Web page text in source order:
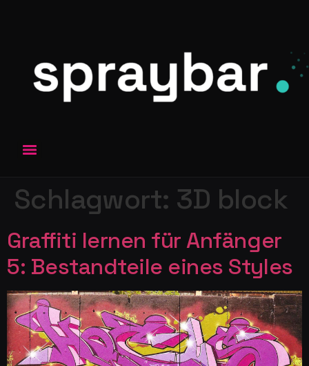
Schlagwort: 3D block
Graffiti lernen für Anfänger
5: Bestandteile eines Styles